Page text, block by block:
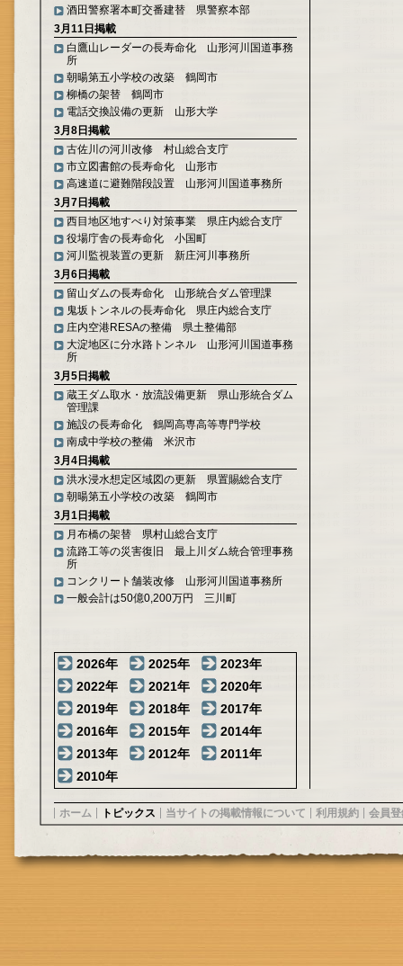
酒田警察署本町交番建替 県警察本部
3月11日掲載
白鷹山レーダーの長寿命化 山形河川国道事務
所
朝暘第五小学校の改築 鶴岡市
柳橋の架替 鶴岡市
電話交換設備の更新 山形大学
3月8日掲載
古佐川の河川改修 村山総合支庁
市立図書館の長寿命化 山形市
高速道に避難階段設置 山形河川国道事務所
3月7日掲載
西目地区地すべり対策事業 県庄内総合支庁
役場庁舎の長寿命化 小国町
河川監視装置の更新 新庄河川事務所
3月6日掲載
留山ダムの長寿命化 山形統合ダム管理課
鬼坂トンネルの長寿命化 県庄内総合支庁
庄内空港RESAの整備 県土整備部
大淀地区に分水路トンネル 山形河川国道事務
所
3月5日掲載
蔵王ダム取水・放流設備更新 県山形統合ダム
管理課
施設の長寿命化 鶴岡高専高等専門学校
南成中学校の整備 米沢市
3月4日掲載
洪水浸水想定区域図の更新 県置賜総合支庁
朝暘第五小学校の改築 鶴岡市
3月1日掲載
月布橋の架替 県村山総合支庁
流路工等の災害復旧 最上川ダム統合管理事務
所
コンクリート舗装改修 山形河川国道事務所
一般会計は50億0,200万円 三川町
2026年 2025年
2023年
2022年
2021年
2020年
2019年
2018年
2017年
2016年
2015年
2014年
2013年
2012年
2011年
2010年
ホーム トピックス 当サイトの掲載情報について 利用規約 会員